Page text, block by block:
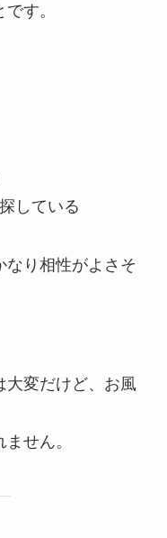
す。
している
なり相性がよさそ
大変だけど、お風
せん。